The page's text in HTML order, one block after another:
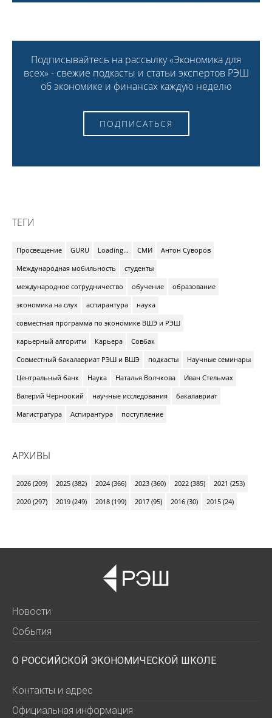
Подписывайтесь на рассылку «Экономика для
всех» - свежие подкасты и статьи экспертов РЭШ
об экономике и финансах каждую неделю
ПОДПИСАТЬСЯ
ТЕГИ
Просвещение GURU Loading... СМИ
Антон Суворов
Международная мобильность
студенты
международное сотрудничество
обучение
образование
экономика на слух
аспирантура
наука
совместная программа по экономике ВШЭ и РЭШ
карьерный алгоритм
Карьера
Совбак
Совместный бакалавриат РЭШ и ВШЭ
подкасты
Научные семинары
Центральный банк
Наука Наталья Волчкова
Иван Стельмах
Валерий Черноокий
научные исследования
бакалавриат
Магистратура
Аспирантура поступление
АРХИВЫ
2026 (209) 2025 (382) 2024 (366) 2023 (360) 2022 (385)
2021 (253)
2020 (297)
2019 (249) 2018 (199) 2017 (95) 2016 (30) 2015 (24)
Новости
События
О РОССИЙСКОЙ ЭКОНОМИЧЕСКОЙ ШКОЛЕ
Контакты и адрес
Официальная информация